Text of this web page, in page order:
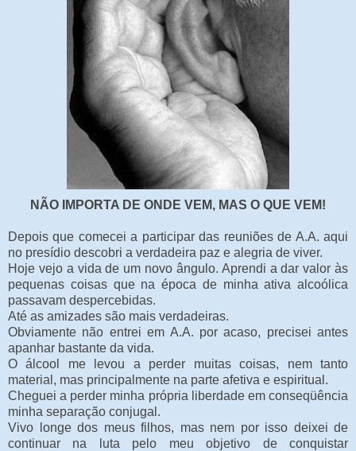
NÃO IMPORTA DE ONDE VEM, MAS O QUE VEM!
Depois que comecei a participar das reuniões de A.A. aqui
no presídio descobri a verdadeira paz e alegria de viver.
Hoje vejo a vida de um novo ângulo. Aprendi a dar valor às
pequenas coisas que na época de minha ativa alcoólica
passavam despercebidas.
Até as amizades são mais verdadeiras.
Obviamente não entrei em A.A. por acaso, precisei antes
apanhar bastante da vida.
O álcool me levou a perder muitas coisas, nem tanto
material, mas principalmente na parte afetiva e espiritual.
Cheguei a perder minha própria liberdade em conseqüência
minha separação conjugal.
Vivo longe dos meus filhos, mas nem por isso deixei de
continuar na luta pelo meu objetivo de conquistar